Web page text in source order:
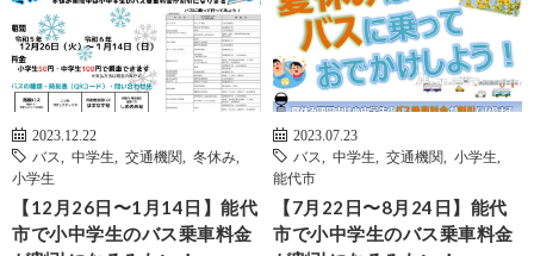
2023.12.22
バス
中学生 交通機関 冬休み
小学生
【12月26日〜1月14日】能代
市で小中学生のバス乗車料金
2023.07.23
バス
中学生 交通機関 小学生
能代市
【7月22日〜8月24日】能代
市で小中学生のバス乗車料金